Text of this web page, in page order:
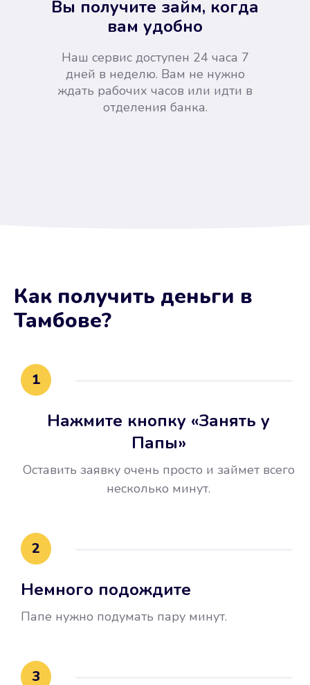
Вы получите займ, когда
вам удобно
Наш сервис доступен 24 часа 7
дней в неделю. Вам не нужно
ждать рабочих часов или идти в
отделения банка.
Не потребовались справки, залоги
и поручители. Папа вам доверяет.
воспользовались бесплатной
это открыло новые возможности в
Как получить деньги в
Тамбове?
1
Нажмите кнопку «Занять у
Папы»
Оставить заявку очень просто и займет всего
несколько минут.
2
Немного подождите
Папе нужно подумать пару минут.
3